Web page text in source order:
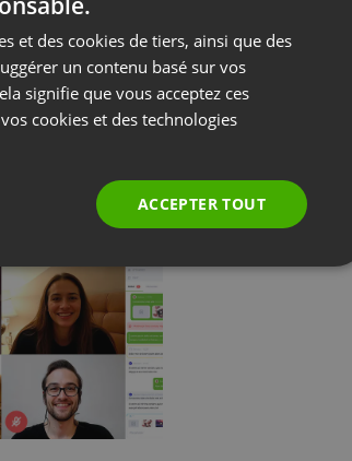
un
Cela
télécharge
numérique.
ENGLISH
RUSSIAN
SPANISH
et des cookies de tiers, ainsi que des
un contenu basé sur vos
signifie que vous acceptez ces
cookies et des technologies
ACCEPTER TOUT